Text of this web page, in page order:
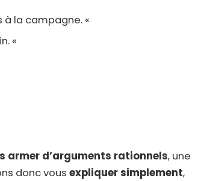
la campagne. «
«
armer d’arguments rationnels, une
donc vous expliquer simplement,